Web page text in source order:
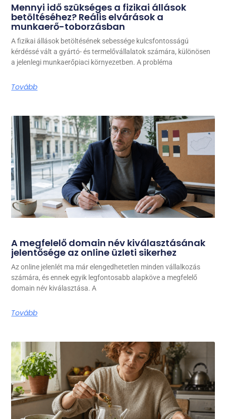
Mennyi idő szükséges a fizikai állások
betöltéséhez? Reális elvárások a
munkaerő-toborzásban
A fizikai állások betöltésének sebessége kulcsfontosságú
kérdéssé vált a gyártó- és termelővállalatok számára, különösen
a jelenlegi munkaerőpiaci környezetben. A probléma
Tovább
A megfelelő domain név kiválasztásának
jelentősége az online üzleti sikerhez
Az online jelenlét ma már elengedhetetlen minden vállalkozás
számára, és ennek egyik legfontosabb alapköve a megfelelő
domain név kiválasztása. A
Tovább